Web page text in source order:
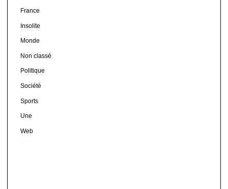
France
Insolite
Monde
Non classé
Politique
Société
Sports
Une
Web